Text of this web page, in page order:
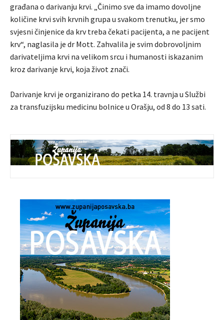
građana o darivanju krvi. „Činimo sve da imamo dovoljne
količine krvi svih krvnih grupa u svakom trenutku, jer smo
svjesni činjenice da krv treba čekati pacijenta, a ne pacijent
krv“, naglasila je dr Mott. Zahvalila je svim dobrovoljnim
darivateljima krvi na velikom srcu i humanosti iskazanim
kroz darivanje krvi, koja život znači.
Darivanje krvi je organizirano do petka 14. travnja u Službi
za transfuzijsku medicinu bolnice u Orašju, od 8 do 13 sati.